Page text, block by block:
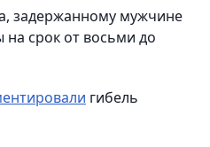
задержанному мужчине
срок от восьми до
гибель